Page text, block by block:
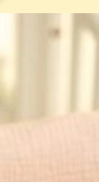
https://erci.edu.vn/meo-dan-gian-tri-soi-bung-cho-tre-so-sinh